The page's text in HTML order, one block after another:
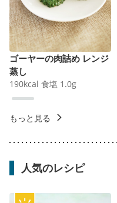
ゴーヤーの肉詰め レンジ
蒸し
190kcal 食塩 1.0g
もっと見る
人気のレシピ